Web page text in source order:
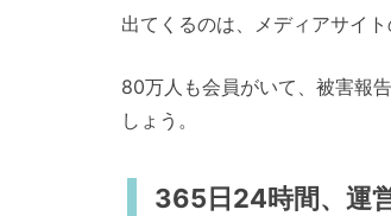
出てくるのは、メディアサイ
80万人も会員がいて、被害報
しょう。
365日24時間、運